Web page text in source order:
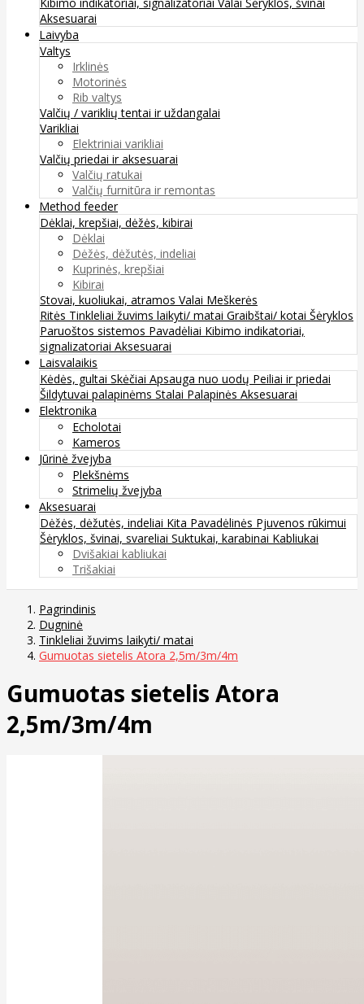
Aksesuarai
Laivyba
Valtys
Irklinės
Motorinės
Rib valtys
Valčių / variklių tentai ir uždangalai
Varikliai
Elektriniai varikliai
Valčių priedai ir aksesuarai
Valčių ratukai
Valčių furnitūra ir remontas
Method feeder
Dėklai, krepšiai, dėžės, kibirai
Dėklai
Dėžės, dėžutės, indeliai
Kuprinės, krepšiai
Kibirai
Stovai, kuoliukai, atramos Valai Meškerės
Ritės Tinkleliai žuvims laikyti/ matai Graibštai/ kotai Šėryklos
Paruoštos sistemos Pavadėliai Kibimo indikatoriai,
signalizatoriai Aksesuarai
Laisvalaikis
Kėdės, gultai Skėčiai Apsauga nuo uodų Peiliai ir priedai
Šildytuvai palapinėms Stalai Palapinės Aksesuarai
Elektronika
Echolotai
Kameros
Jūrinė žvejyba
Plekšnėms
Strimelių žvejyba
Aksesuarai
Dėžės, dėžutės, indeliai Kita Pavadėlinės Pjuvenos rūkimui
Šėryklos, švinai, svareliai Suktukai, karabinai Kabliukai
Dvišakiai kabliukai
Trišakiai
Pagrindinis
Dugninė
Tinkleliai žuvims laikyti/ matai
Gumuotas sietelis Atora 2,5m/3m/4m
Gumuotas sietelis Atora
2,5m/3m/4m